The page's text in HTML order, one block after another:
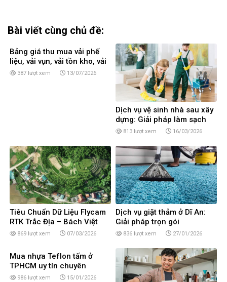
Bài viết cùng chủ đề:
Bảng giá thu mua vải phế
liệu, vải vụn, vải tồn kho, vải
cây, vải khúc tại TPHCM
387 lượt xem 13/07/2026
Dịch vụ vệ sinh nhà sau xây
dựng: Giải pháp làm sạch
toàn diện
813 lượt xem 16/03/2026
Tiêu Chuẩn Dữ Liệu Flycam
RTK Trắc Địa – Bách Việt
United
869 lượt xem 07/03/2026
Dịch vụ giặt thảm ở Dĩ An:
Giải pháp trọn gói
836 lượt xem 27/01/2026
Mua nhựa Teflon tấm ở
TPHCM uy tín chuyên
nghiệp
986 lượt xem 15/01/2026